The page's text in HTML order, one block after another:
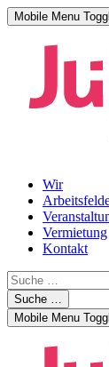
Mobile Menu
Wir
Vermietung
Kontakt
Suche …
Mobile Menu